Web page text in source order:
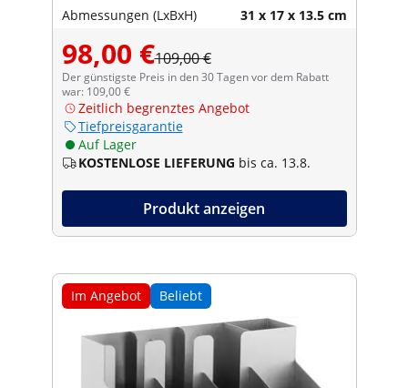
Abmessungen (LxBxH) 31 x 17 x 13.5 cm
98,00 €109,00 €
Der günstigste Preis in den 30 Tagen vor dem Rabatt
war: 109,00 €
Zeitlich begrenztes Angebot
Tiefpreisgarantie
Auf Lager
KOSTENLOSE LIEFERUNG bis ca. 13.8.
Produkt anzeigen
Im Angebot Beliebt